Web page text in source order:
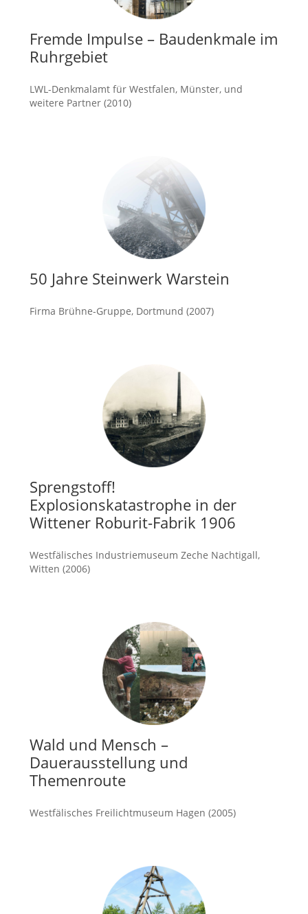
Fremde Impulse – Baudenkmale im
Ruhrgebiet
LWL-Denkmalamt für Westfalen, Münster, und
weitere Partner (2010)
50 Jahre Steinwerk Warstein
Firma Brühne-Gruppe, Dortmund (2007)
Sprengstoff!
Explosionskatastrophe in der
Wittener Roburit-Fabrik 1906
Westfälisches Industriemuseum Zeche Nachtigall,
Witten (2006)
Wald und Mensch –
Dauerausstellung und
Themenroute
Westfälisches Freilichtmuseum Hagen (2005)